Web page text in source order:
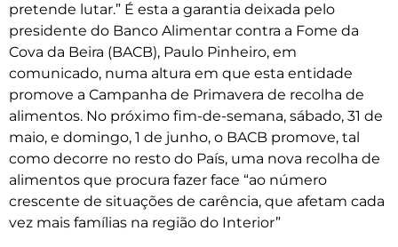
pretende lutar.” É esta a garantia deixada pelo
presidente do Banco Alimentar contra a Fome da
Cova da Beira (BACB), Paulo Pinheiro, em
comunicado, numa altura em que esta entidade
promove a Campanha de Primavera de recolha de
alimentos. No próximo fim-de-semana, sábado, 31 de
maio, e domingo, 1 de junho, o BACB promove, tal
como decorre no resto do País, uma nova recolha de
alimentos que procura fazer face “ao número
crescente de situações de carência, que afetam cada
vez mais famílias na região do Interior”